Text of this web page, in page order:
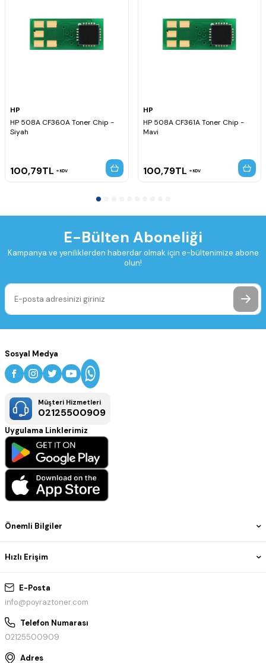
HP
HP 508A CF360A Toner Chip -
Siyah
100,79TL KDV
HP
HP 508A CF361A Toner Chip -
Mavi
100,79TL KDV
E-Bülten Aboneliği
Kampanya ve yeniliklerden haberdar olmak için e-bültenimize abone
olun!
E-Posta
info@poyraztoner.com
Telefon Numarası
02125500909
Adres
Önemli Bilgiler
Hızlı Erişim
Sosyal Medya
Müşteri Hizmetleri
02125500909
Uygulama Linklerimiz